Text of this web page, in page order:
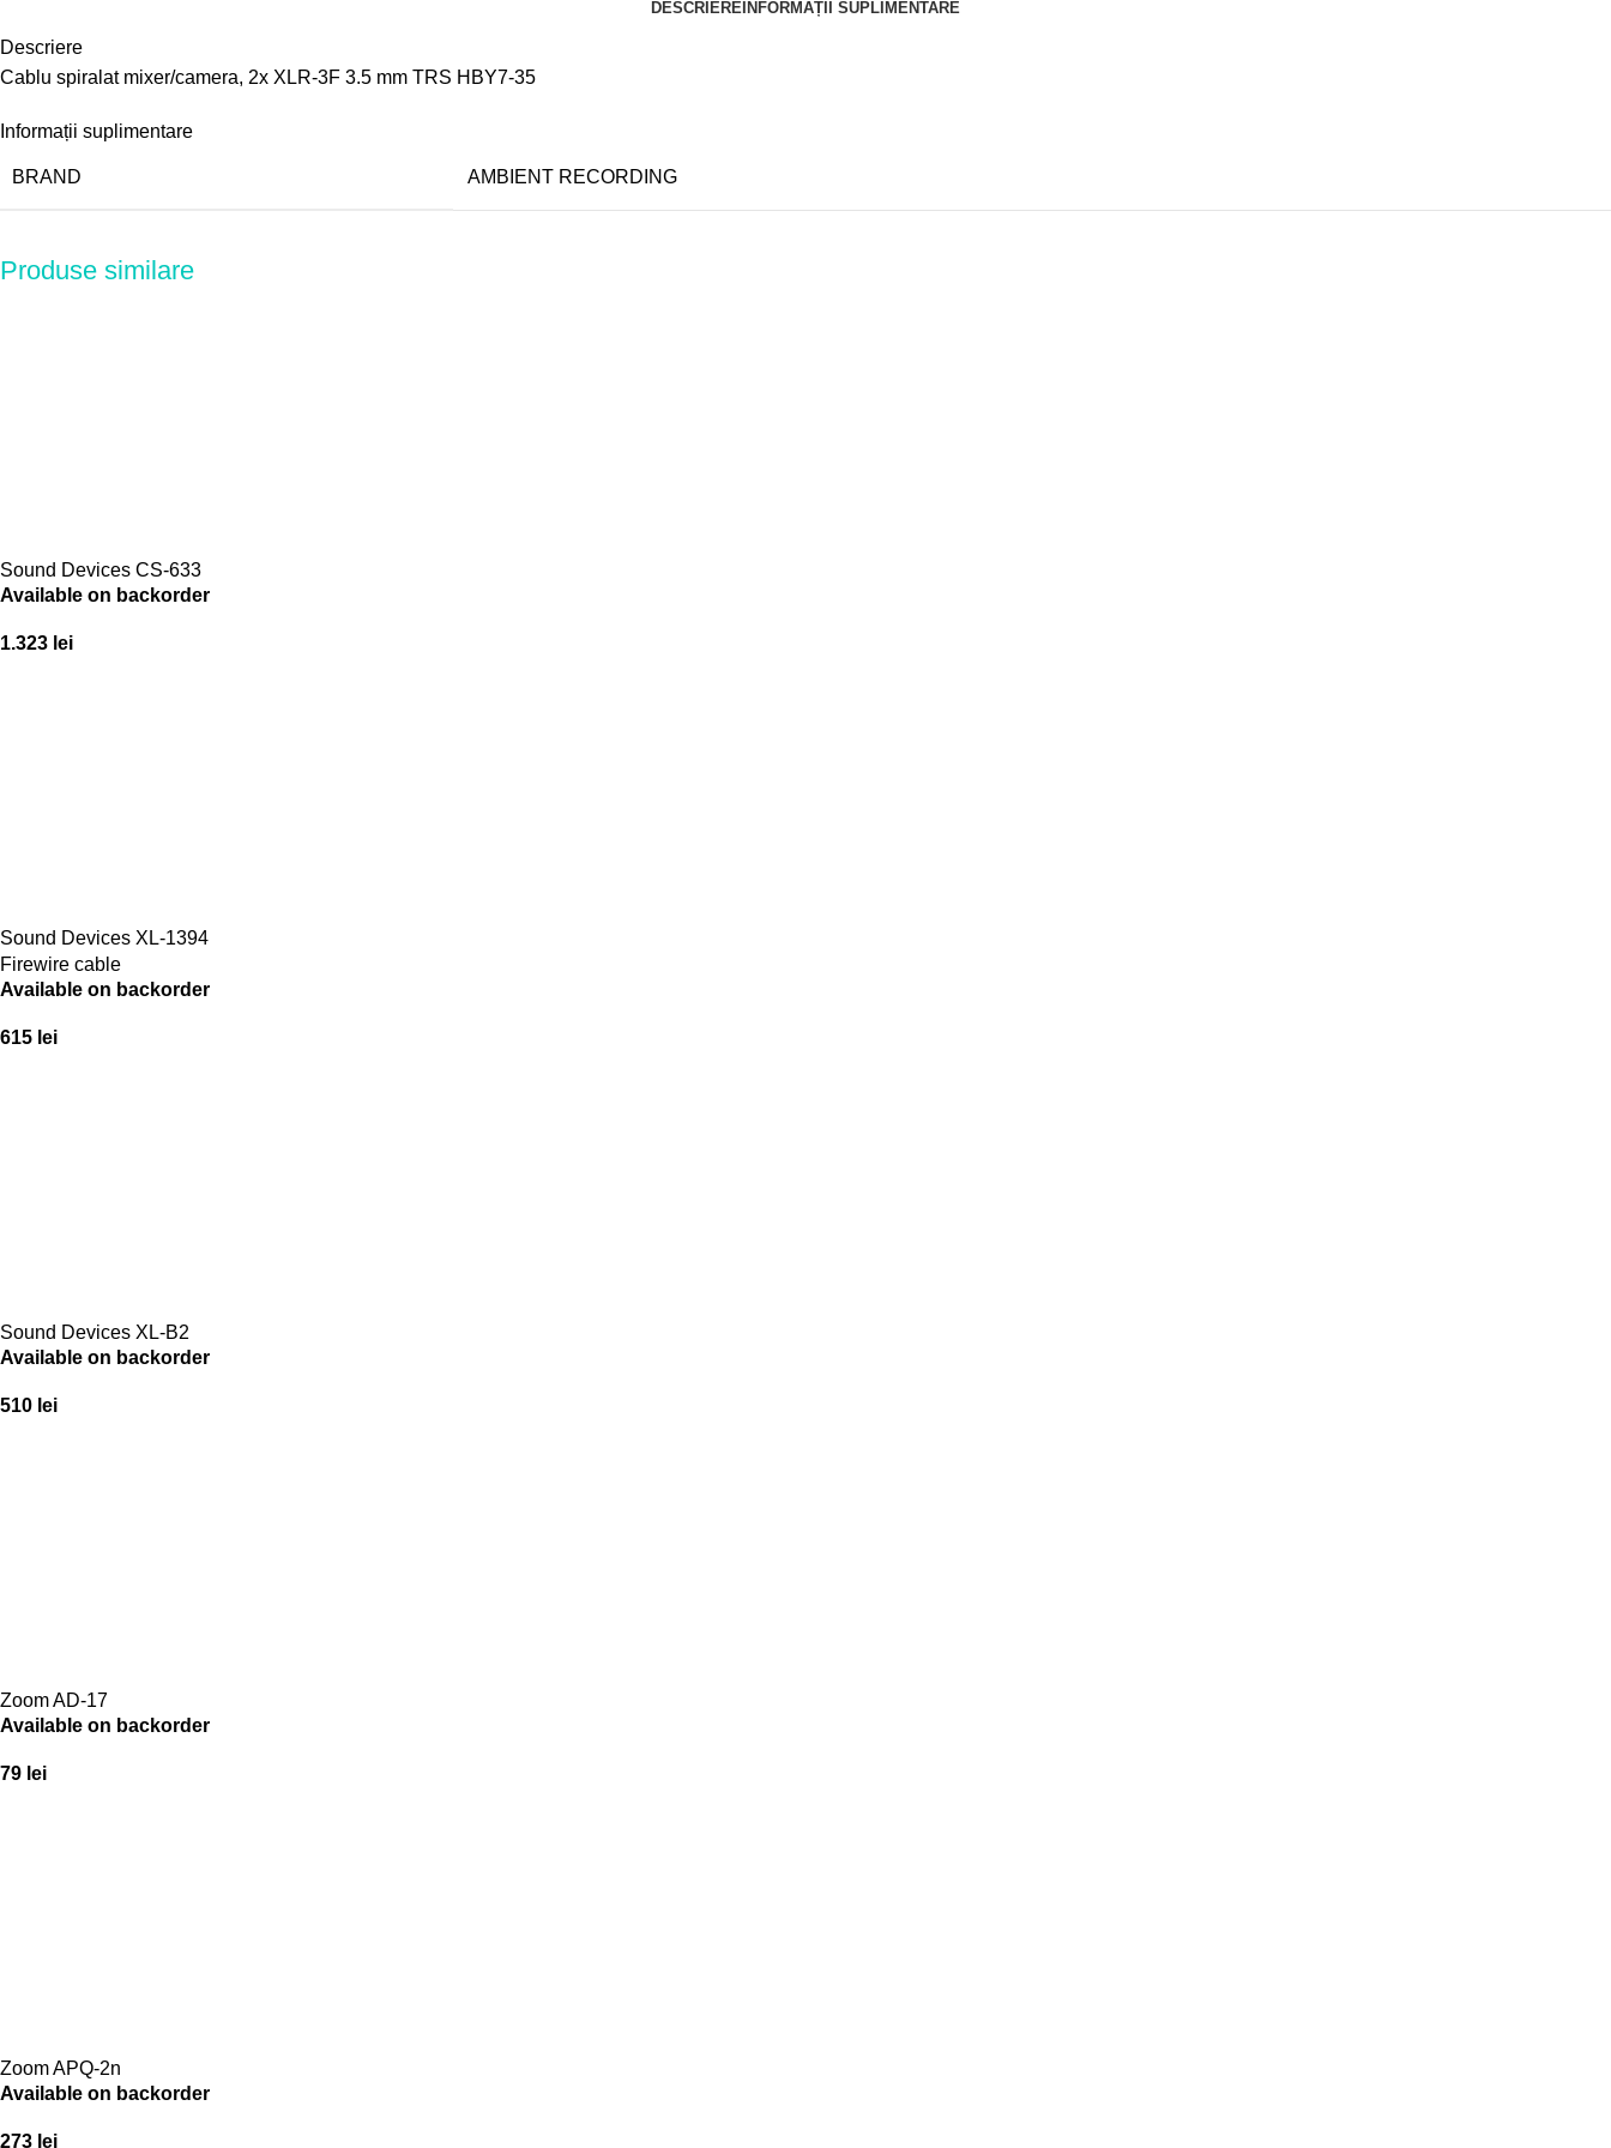
DESCRIEREINFORMAȚII SUPLIMENTARE
Descriere
Cablu spiralat mixer/camera, 2x XLR-3F 3.5 mm TRS HBY7-35
Informații suplimentare
BRAND AMBIENT RECORDING
Produse similare
Sound Devices CS-633
Available on backorder
1.323 lei
Sound Devices XL-1394
Firewire cable
Available on backorder
615 lei
Sound Devices XL-B2
Available on backorder
510 lei
Zoom AD-17
Available on backorder
79 lei
Zoom APQ-2n
Available on backorder
273 lei